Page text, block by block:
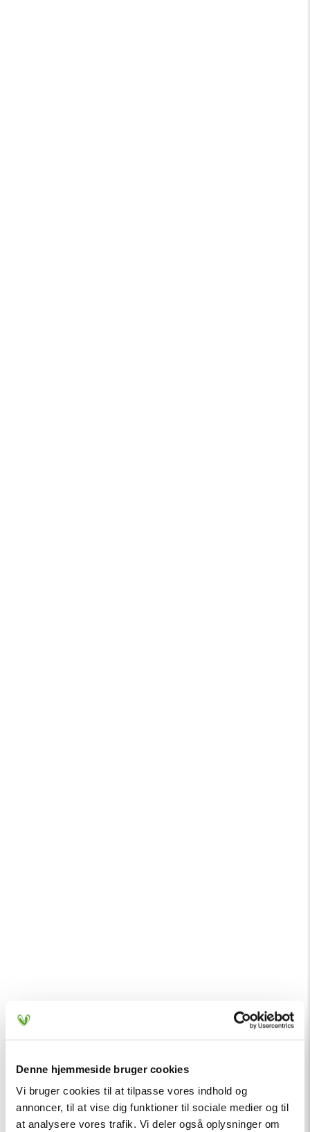
Denne hjemmeside bruger cookies
Vi bruger cookies til at tilpasse vores indhold og
annoncer, til at vise dig funktioner til sociale medier og til
at analysere vores trafik. Vi deler også oplysninger om